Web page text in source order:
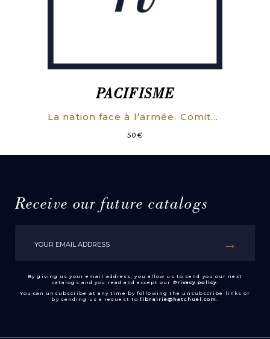
PACIFISME
La nation face à l’armée. Comité pour l’extinction des guerres pour le désarmement unilatéral de notre propre nation.
50€
Receive our future catalogs
By giving us your email address, you allow us to send you our next
catalogs and you read and accept our Privacy policy.
You can unsubscribe at any time by following the unsubscribe links or
by sending us a request to librairie@hatchuel.com.